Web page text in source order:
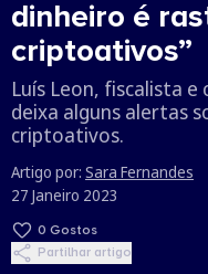
dinheiro é
criptoativos”
Luís Leon, fiscalista
deixa alguns alertas
criptoativos.
Artigo por: Sara Fernandes
27 Janeiro 2023
0 Gostos
Partilhar artigo